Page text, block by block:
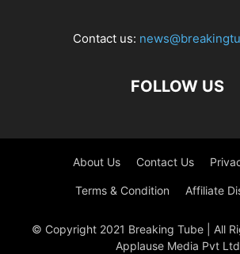
Contact us:
FOLLOW US
About Us Contact Us
Terms & Condition Affiliate
© Copyright 2021 Breaking Tube | All
Applause Media Pvt Ltd